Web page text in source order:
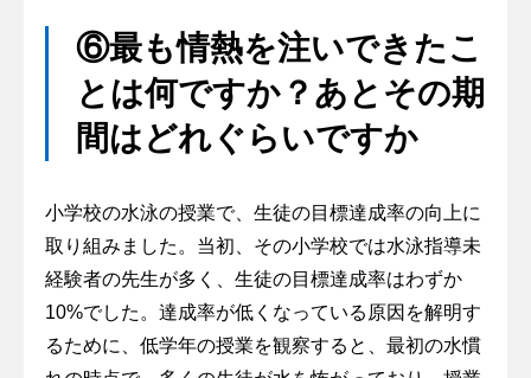
⑥最も情熱を注いできたこ
とは何ですか？あとその期
間はどれぐらいですか
小学校の水泳の授業で、生徒の目標達成率の向上に
取り組みました。当初、その小学校では水泳指導未
経験者の先生が多く、生徒の目標達成率はわずか
10%でした。達成率が低くなっている原因を解明す
るために、低学年の授業を観察すると、最初の水慣